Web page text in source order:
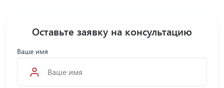
Оставьте заявку на консультацию
Ваше имя